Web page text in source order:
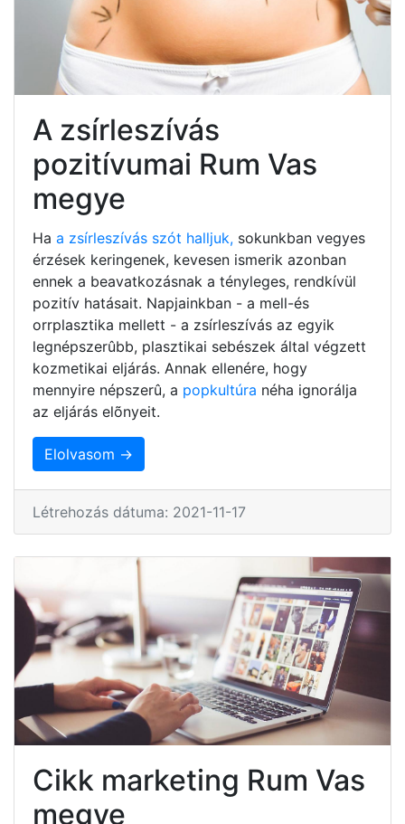
A zsírleszívás
pozitívumai Rum Vas
megye
Ha a zsírleszívás szót halljuk, sokunkban vegyes
érzések keringenek, kevesen ismerik azonban
ennek a beavatkozásnak a tényleges, rendkívül
pozitív hatásait. Napjainkban - a mell-és
orrplasztika mellett - a zsírleszívás az egyik
legnépszerûbb, plasztikai sebészek által végzett
kozmetikai eljárás. Annak ellenére, hogy
mennyire népszerû, a popkultúra néha ignorálja
az eljárás elõnyeit.
Elolvasom →
Létrehozás dátuma: 2021-11-17
Cikk marketing Rum Vas
megye